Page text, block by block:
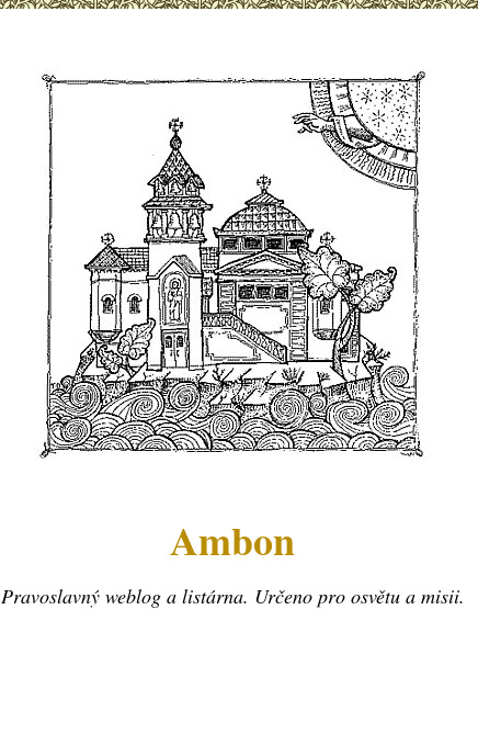
Ambon
Pravoslavný weblog a listárna. Určeno pro osvětu a misii.